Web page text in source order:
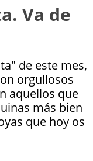
Va de
de este mes,
orgullosos
aquellos que
más bien
que hoy os